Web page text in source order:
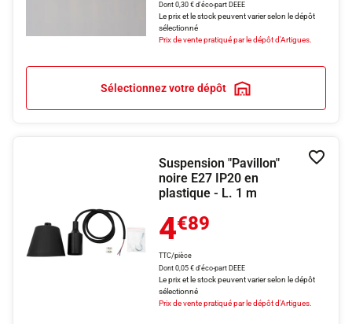
Dont 0,30 € d'éco-part DEEE
Le prix et le stock peuvent varier selon le dépôt
sélectionné
Prix de vente pratiqué par le dépôt d'Artigues.
Sélectionnez votre dépôt
Suspension "Pavillon"
noire E27 IP20 en
plastique - L. 1 m
4€89
TTC/pièce
Dont 0,05 € d'éco-part DEEE
Le prix et le stock peuvent varier selon le dépôt
sélectionné
Prix de vente pratiqué par le dépôt d'Artigues.